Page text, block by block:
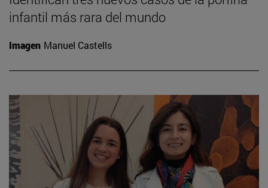
infantil más rara del mundo
Imagen Manuel Castells